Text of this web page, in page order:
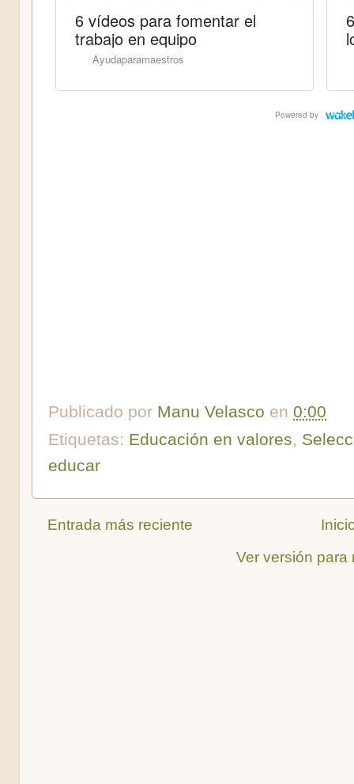
Publicado por Manu Velasco en 0:00
Etiquetas: Educación en valores,
educar
Entrada más reciente
Ver versión para